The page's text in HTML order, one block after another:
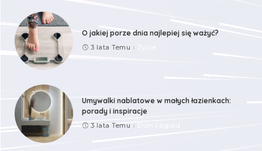
O jakiej porze dnia najlepiej się ważyć?
3 lata Temu
Umywalki nablatowe w małych łazienkach:
porady i inspiracje
3 lata Temu